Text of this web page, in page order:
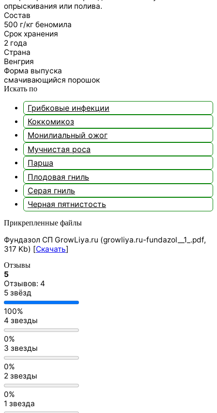
опрыскивания или полива.
Состав
500 г/кг беномила
Срок хранения
2 года
Страна
Венгрия
Форма выпуска
смачивающийся порошок
Искать по
Грибковые инфекции
Коккомикоз
Монилиальный ожог
Мучнистая роса
Парша
Плодовая гниль
Серая гниль
Черная пятнистость
Прикрепленные файлы
Фундазол СП GrowLiya.ru (growliya.ru-fundazol__1_.pdf,
317 Kb) [Скачать]
Отзывы
5
Отзывов: 4
5 звёзд
100%
4 звезды
0%
3 звезды
0%
2 звезды
0%
1 звезда